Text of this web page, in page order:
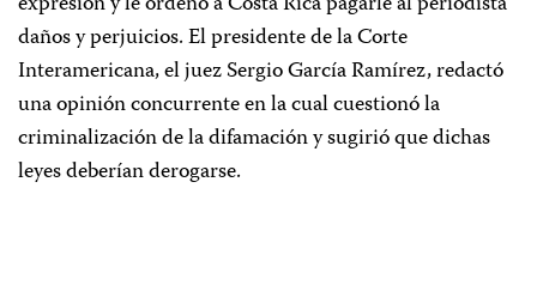
daños y perjuicios. El presidente de la Corte
Interamericana, el juez Sergio García Ramírez, redactó
una opinión concurrente en la cual cuestionó la
criminalización de la difamación y sugirió que dichas
leyes deberían derogarse.